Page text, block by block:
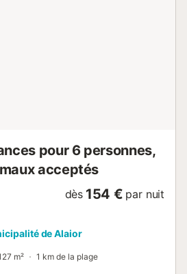
pour 6 personnes,
acceptés
dès 154 € par nuit
de Alaior
m² 1 km de la plage